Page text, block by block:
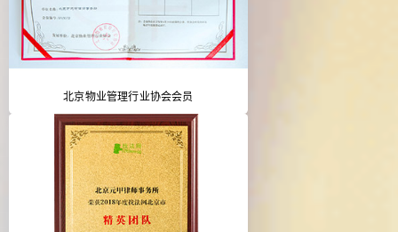
北京物业管理行业协会会员